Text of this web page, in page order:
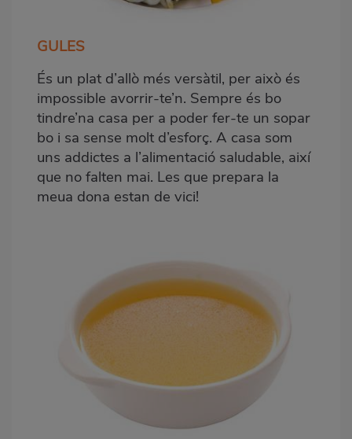
GULES
És un plat d’allò més versàtil, per això és
impossible avorrir-te’n. Sempre és bo
tindre’na casa per a poder fer-te un sopar
bo i sa sense molt d’esforç. A casa som
uns addictes a l’alimentació saludable, així
que no falten mai. Les que prepara la
meua dona estan de vici!